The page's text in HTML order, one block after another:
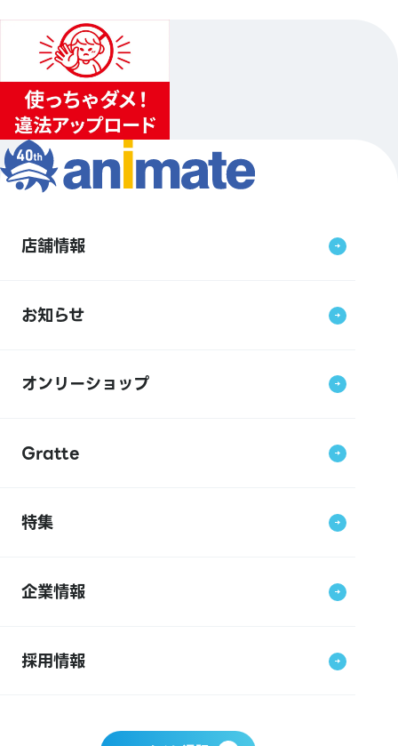
店舗情報
お知らせ
オンリーショップ
Gratte
特集
企業情報
採用情報